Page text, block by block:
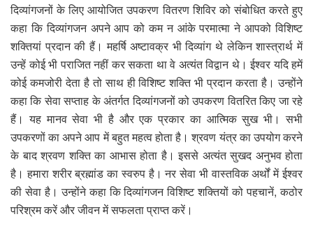
दिव्यांगजनों के लिए आयोजित उपकरण वितरण शिविर को संबोधित करते हुए
कहा कि दिव्यांगजन अपने आप को कम न आंके परमात्मा ने आपको विशिष्ट
शक्तियां प्रदान की हैं। महर्षि अष्टावक्र भी दिव्यांग थे लेकिन शास्त्रार्थ में
उन्हें कोई भी पराजित नहीं कर सकता था वे अत्यंत विद्वान थे। ईश्वर यदि हमें
कोई कमजोरी देता है तो साथ ही विशिष्ट शक्ति भी प्रदान करता है। उन्होंने
कहा कि सेवा सप्ताह के अंतर्गत दिव्यांगजनों को उपकरण वितरित किए जा रहे
हैं। यह मानव सेवा भी है और एक प्रकार का आत्मिक सुख भी। सभी
उपकरणों का अपने आप में बहुत महत्व होता है। श्रवण यंत्र का उपयोग करने
के बाद श्रवण शक्ति का आभास होता है। इससे अत्यंत सुखद अनुभव होता
है। हमारा शरीर ब्रह्मांड का स्वरुप है। नर सेवा भी वास्तविक अर्थों में ईश्वर
की सेवा है। उन्होंने कहा कि दिव्यांगजन विशिष्ट शक्तियों को पहचानें, कठोर
परिश्रम करें और जीवन में सफलता प्राप्त करें।